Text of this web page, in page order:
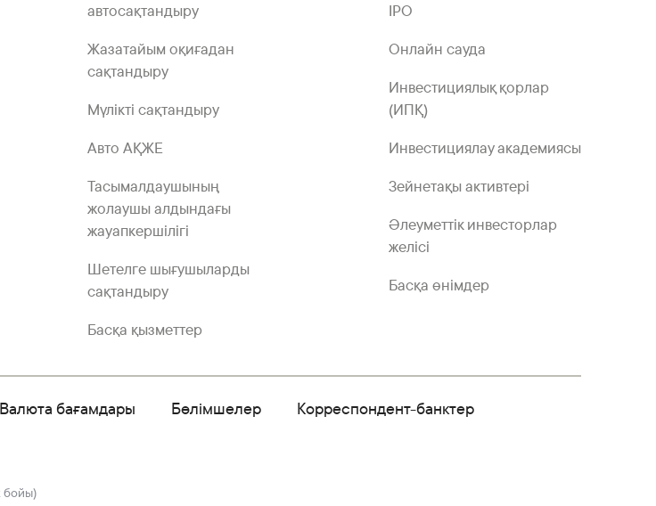
автосақтандыру
Жазатайым оқиғадан
сақтандыру
Мүлікті сақтандыру
Авто АҚЖЕ
Тасымалдаушының
жолаушы алдындағы
жауапкершілігі
Шетелге шығушыларды
сақтандыру
Басқа қызметтер
IPO
Онлайн сауда
Инвестициялық қорлар
(ИПҚ)
Инвестициялау академиясы
Зейнетақы активтері
Әлеуметтік инвесторлар
желісі
Басқа өнімдер
Валюта бағамдары Бөлімшелер
Корреспондент-банктер
бойы)